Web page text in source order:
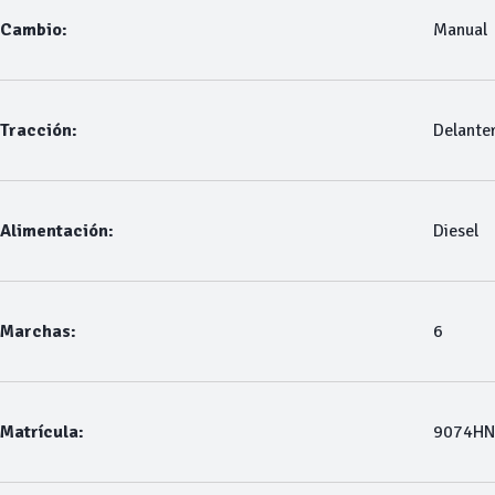
Cambio: Manual
Tracción:
Alimentación: Diesel
Marchas: 6
Matrícula: